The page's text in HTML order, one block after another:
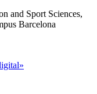
and Sport Sciences,
Barcelona